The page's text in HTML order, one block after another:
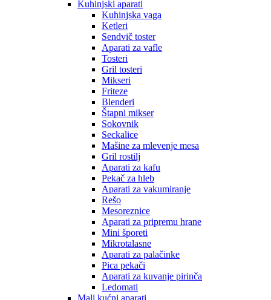
Kuhinjski aparati
Kuhinjska vaga
Ketleri
Sendvič toster
Aparati za vafle
Tosteri
Gril tosteri
Mikseri
Friteze
Blenderi
Štapni mikser
Sokovnik
Seckalice
Mašine za mlevenje mesa
Gril rostilj
Aparati za kafu
Pekač za hleb
Aparati za vakumiranje
Rešo
Mesoreznice
Aparati za pripremu hrane
Mini šporeti
Mikrotalasne
Aparati za palačinke
Pica pekači
Aparati za kuvanje pirinča
Ledomati
Mali kućni aparati